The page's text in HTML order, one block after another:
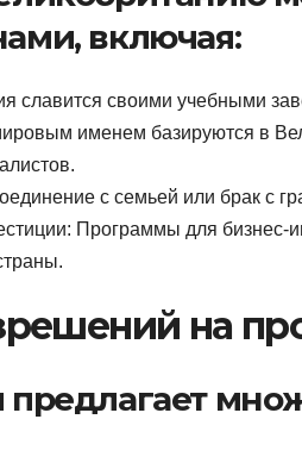
включая:
славится своими учебными
именем базируются в
с семьей или брак с
Программы для бизнес-
на